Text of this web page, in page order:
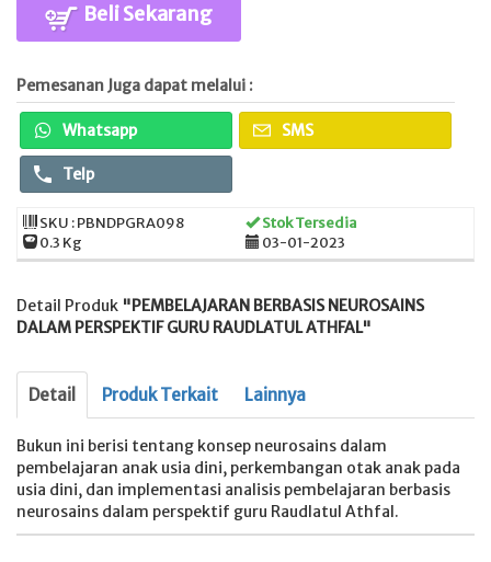
Beli Sekarang
Pemesanan Juga dapat melalui :
Whatsapp SMS
Telp
SKU : PBNDPGRA098
Stok Tersedia
0.3 Kg
03-01-2023
Detail Produk "PEMBELAJARAN BERBASIS NEUROSAINS
DALAM PERSPEKTIF GURU RAUDLATUL ATHFAL"
Detail Produk Terkait Lainnya
Bukun ini berisi tentang konsep neurosains dalam
pembelajaran anak usia dini, perkembangan otak anak pada
usia dini, dan implementasi analisis pembelajaran berbasis
neurosains dalam perspektif guru Raudlatul Athfal.